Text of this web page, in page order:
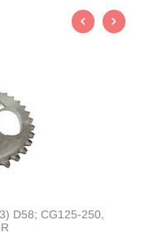
D58; CG125-250,